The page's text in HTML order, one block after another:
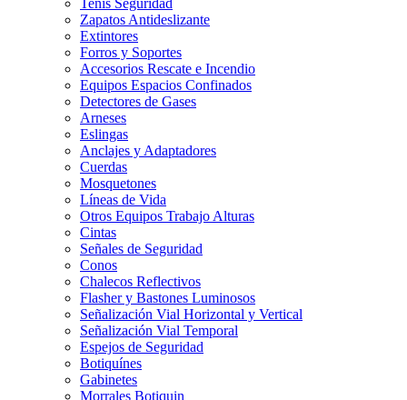
Tenis Seguridad
Zapatos Antideslizante
Extintores
Forros y Soportes
Accesorios Rescate e Incendio
Equipos Espacios Confinados
Detectores de Gases
Arneses
Eslingas
Anclajes y Adaptadores
Cuerdas
Mosquetones
Líneas de Vida
Otros Equipos Trabajo Alturas
Cintas
Señales de Seguridad
Conos
Chalecos Reflectivos
Flasher y Bastones Luminosos
Señalización Vial Horizontal y Vertical
Señalización Vial Temporal
Espejos de Seguridad
Botiquínes
Gabinetes
Morrales Botiquin